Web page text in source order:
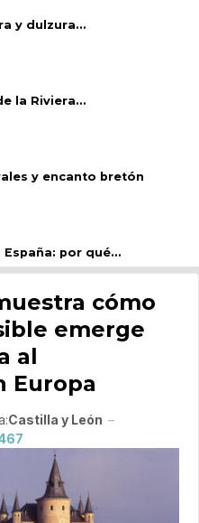
y dulzura...
la Riviera...
y encanto bretón
por qué...
cómo
emerge
al
Europa
Castilla y León